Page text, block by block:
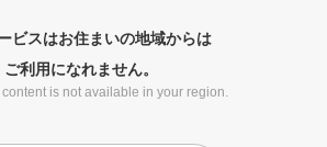
ビスはお住まいの地域からは
ご利用になれません。
content is not available in your region.